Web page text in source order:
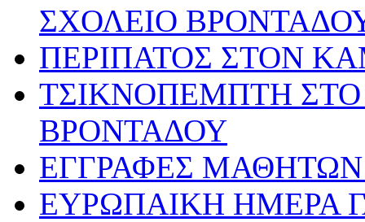
ΣΧΟΛΕΙΟ
ΠΕΡΙΠΑΤΟΣ ΣΤΟΝ
ΤΣΙΚΝΟΠΕΜΠΤΗ ΣΤΟ
ΒΡΟΝΤΑΔΟΥ
ΕΓΓΡΑΦΕΣ ΜΑΘΗΤΩΝ
ΕΥΡΩΠΑΙΚΗ ΗΜΕΡΑ